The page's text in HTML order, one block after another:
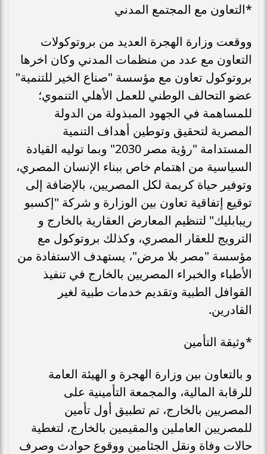
*التعاون مع المجتمع المدني
ووقعت وزارة الهجرة العديد من بروتوكولات
التعاون مع عدد من منظمات المدني وكان اخرها
بروتوكول تعاون مع مؤسسة "صناع الخير للتنمية"
عضو التحالف الوطني للعمل الأهلي التنموي؛
للمساهمة في الجهود المبذولة من الدولة
المصرية لتحقيق وتوطين أهداف التنمية
المستدامة "رؤية مصر 2030" وبما توليه القيادة
السياسية من اهتمام خاص ببناء الإنسان المصري،
وتوفير حياة كريمة لكل المصريين، بالإضافة إلى
توقيع إتفاقية تعاون بين الوزارة و شركة "إكسبو
ريبابليك" لتنظيم المعارض العقارية بالخارج و
الترويج للعقار المصري، وكذلك بروتوكول مع
مؤسسة "مصر بلا مرض"، يستهدف الاستفادة من
الأطباء والخبراء المصريين بالخارج في تنفيذ
القوافل الطبية وتقديم خدمات طبية لغير
القادرين.
*وثيقة التأمين
و بالتعاون بين وزارة الهجرة و الهيئة العامة
للرقابة المالية، والمجمعة التأمينية على
المصريين بالخارج، تم تطبيق أول تأمين
للمصريين العاملين والمقيمين بالخارج، لتغطية
حالات وفاة ونقل الجثامين ووقوع حوادث وصرف